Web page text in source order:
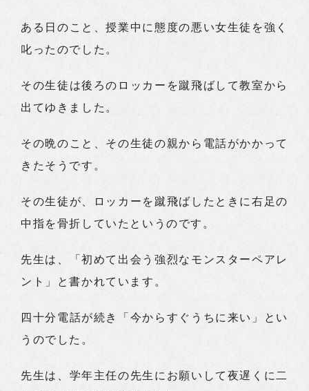
ある日のこと、授業中に態度の悪い女生徒を強く
叱ったのでした。
その生徒は後ろのロッカーを蹴飛ばして教室から
出てゆきました。
その晩のこと、その生徒の親から電話がかかって
きたそうです。
その生徒が、ロッカーを蹴飛ばしたときに右足の
中指を骨折していたというのです。
先生は、「初めて出会う強烈なモンスターペアレ
ント」と書かれています。
四十分電話が続き「今からすぐうちに来い」とい
うのでした。
先生は、学年主任の先生にお願いして夜遅くに二